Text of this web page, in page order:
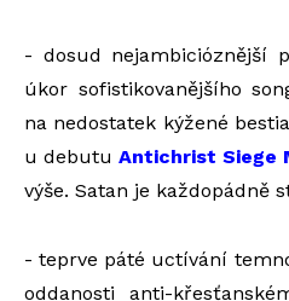
- dosud nejambicióznější
úkor sofistikovanějšího
na nedostatek kýžené
u debutu Antichrist Siege
výše. Satan je každopádně
- teprve páté uctívání
oddanosti anti-